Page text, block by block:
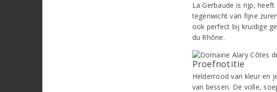
La Gerbaude is rijp,
tegenwicht van fijne
ook perfect bij kruidige
du Rhône.
Proefnotitie
Helderrood van kleur en
van bessen. De volle,